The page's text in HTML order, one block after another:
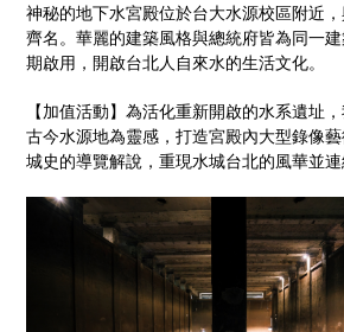
神秘的地下水宮殿位於台大水源校區附近
齊名。華麗的建築風格與總統府皆為同一
期啟用，開啟台北人自來水的生活文化。
【加值活動】為活化重新開啟的水系遺址
古今水源地為靈感，打造宮殿內大型錄像
城史的導覽解說，重現水城台北的風華並連